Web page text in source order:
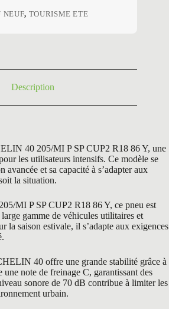
NEUF, TOURISME ETE
Description
40 205/MI P SP CUP2 R18 86 Y, une
les utilisateurs intensifs. Ce modèle se
avancée et sa capacité à s’adapter aux
la situation.
MI P SP CUP2 R18 86 Y, ce pneu est
gamme de véhicules utilitaires et
la saison estivale, il s’adapte aux exigences
40 offre une grande stabilité grâce à
note de freinage C, garantissant des
sonore de 70 dB contribue à limiter les
urbain.